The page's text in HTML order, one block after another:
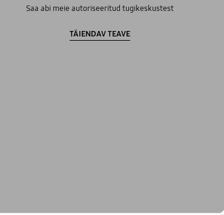
Saa abi meie autoriseeritud tugikeskustest
TÄIENDAV TEAVE